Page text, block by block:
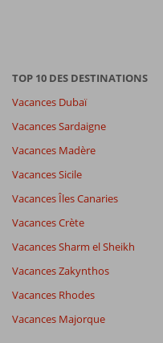
Chambres
7,9
TOP 10 DES DESTINATIONS
Vacances Dubaï
Vacances Sardaigne
Vacances Madère
Vacances Sicile
Vacances Îles Canaries
Vacances Crète
Vacances Sharm el Sheikh
Vacances Zakynthos
Vacances Rhodes
Vacances Majorque